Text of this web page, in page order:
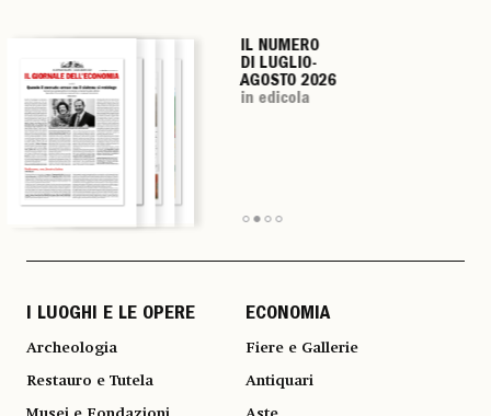
IL NUMERO
DI LUGLIO-
AGOSTO 2026
in edicola
IL NUMERO
DI LUGLIO-
AGOSTO 2026
in edicola
IL NUMERO
DI LUGLIO-
AGOSTO 2026
in edicola
IL NUMERO
DI LUGLIO-
AGOSTO 2026
in edicola
I LUOGHI E LE OPERE
Archeologia
Restauro e Tutela
ECONOMIA
Fiere e Gallerie
Antiquari